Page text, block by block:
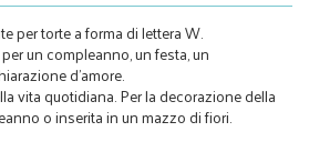
per torte a forma di lettera W.
un compleanno, un festa, un
d’amore.
vita quotidiana. Per la decorazione della
o inserita in un mazzo di fiori.